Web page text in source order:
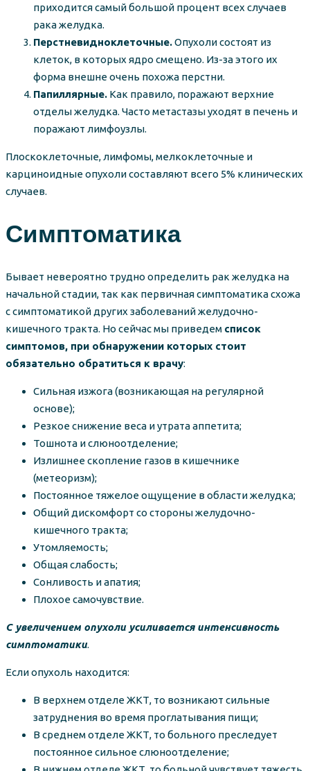
приходится самый большой процент всех случаев
рака желудка.
Перстневидноклеточные.Опухоли состоят из
клеток, в которых ядро смещено. Из-за этого их
форма внешне очень похожа перстни.
Папиллярные. Как правило, поражают верхние
отделы желудка. Часто метастазы уходят в печень и
поражают лимфоузлы.
Плоскоклеточные, лимфомы, мелкоклеточные и
карциноидные опухоли составляют всего 5% клинических
случаев.
Симптоматика
Бывает невероятно трудно определить рак желудка на
начальной стадии, так как первичная симптоматика схожа
с симптоматикой других заболеваний желудочно-
кишечного тракта. Но сейчас мы приведем список
симптомов, при обнаружении которых стоит
обязательно обратиться к врачу:
Сильная изжога (возникающая на регулярной
основе);
Резкое снижение веса и утрата аппетита;
Тошнота и слюноотделение;
Излишнее скопление газов в кишечнике
(метеоризм);
Постоянное тяжелое ощущение в области желудка;
Общий дискомфорт со стороны желудочно-
кишечного тракта;
Утомляемость;
Общая слабость;
Сонливость и апатия;
Плохое самочувствие.
С увеличением опухоли усиливается интенсивность
симптоматики.
Если опухоль находится:
В верхнем отделе ЖКТ, то возникают сильные
затруднения во время проглатывания пищи;
В среднем отделе ЖКТ, то больного преследует
постоянное сильное слюноотделение;